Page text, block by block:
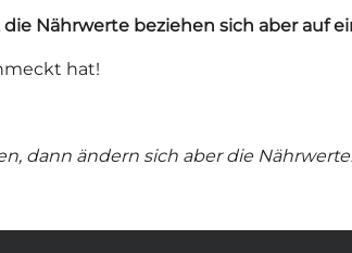
Nährwerte beziehen sich aber auf
hat!
dann ändern sich aber die